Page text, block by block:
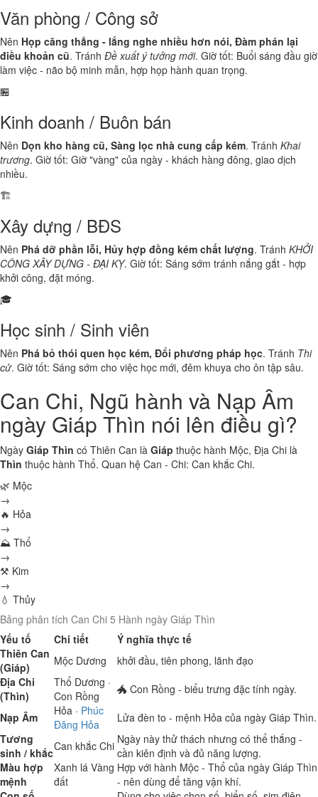
Văn phòng / Công sở
Nên Họp căng thẳng - lắng nghe nhiều hơn nói, Đàm phán lại
điều khoản cũ. Tránh Đề xuất ý tưởng mới. Giờ tốt: Buổi sáng đầu giờ
làm việc - não bộ minh mẫn, hợp họp hành quan trọng.
🏪
Kinh doanh / Buôn bán
Nên Dọn kho hàng cũ, Sàng lọc nhà cung cấp kém. Tránh Khai
trương. Giờ tốt: Giờ "vàng" của ngày - khách hàng đông, giao dịch
nhiều.
🏗️
Xây dựng / BĐS
Nên Phá dỡ phần lỗi, Hủy hợp đồng kém chất lượng. Tránh KHỞI
CÔNG XÂY DỰNG - ĐẠI KỴ. Giờ tốt: Sáng sớm tránh nắng gắt - hợp
khởi công, đặt móng.
🎓
Học sinh / Sinh viên
Nên Phá bỏ thói quen học kém, Đổi phương pháp học. Tránh Thi
cử. Giờ tốt: Sáng sớm cho việc học mới, đêm khuya cho ôn tập sâu.
Can Chi, Ngũ hành và Nạp Âm
ngày Giáp Thìn nói lên điều gì?
Ngày Giáp Thìn có Thiên Can là Giáp thuộc hành Mộc, Địa Chi là
Thìn thuộc hành Thổ. Quan hệ Can - Chi: Can khắc Chi.
🌿 Mộc
→
🔥 Hỏa
→
⛰ Thổ
→
⚒ Kim
→
💧 Thủy
Bảng phân tích Can Chi 5 Hành ngày Giáp Thìn
Yếu tố
Chi tiết
Ý nghĩa thực tế
Thiên Can
(Giáp)
Mộc Dương
khởi đầu, tiên phong, lãnh đạo
Địa Chi
(Thìn)
Thổ Dương ·
Con Rồng
🐲 Con Rồng - biểu trưng đặc tính ngày.
Nạp Âm
Hỏa · Phúc
Đăng Hỏa
Lửa đèn to - mệnh Hỏa của ngày Giáp Thìn.
Tương
sinh / khắcCan khắc Chi Ngày này thử thách nhưng có thể thắng -
cần kiên định và đủ năng lượng.
Màu hợp
mệnh
Xanh lá Vàng
đất
Hợp với hành Mộc - Thổ của ngày Giáp Thìn
- nên dùng để tăng vận khí.